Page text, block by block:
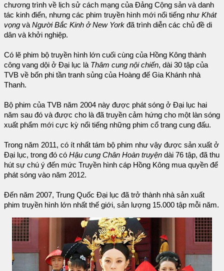
chương trình về lịch sử cách mạng của Đảng Cộng sản và danh
tác kinh điển, nhưng các phim truyền hình mới nổi tiếng như Khát
vọng vàNgười Bắc Kinh ở New York đã trình diễn các chủ đề di
dân và khởi nghiệp.
Có lẽ phim bộ truyền hình lớn cuối cùng của Hồng Kông thành
công vang dội ở Đại lục là Thâm cung nội chiến, dài 30 tập của
TVB về bốn phi tần tranh sủng của Hoàng đế Gia Khánh nhà
Thanh.
Bộ phim của TVB năm 2004 này được phát sóng ở Đại lục hai
năm sau đó và được cho là đã truyền cảm hứng cho một làn sóng
xuất phẩm mới cực kỳ nổi tiếng những phim cổ trang cung đấu.
Trong năm 2011, có ít nhất tám bộ phim như vậy được sản xuất ở
Đại lục, trong đó có Hậu cung Chân Hoàn truyện dài 76 tập, đã thu
hút sự chú ý đến mức Truyền hình cáp Hồng Kông mua quyền để
phát sóng vào năm 2012.
Đến năm 2007, Trung Quốc Đại lục đã trở thành nhà sản xuất
phim truyền hình lớn nhất thế giới, sản lượng 15.000 tập mỗi năm.